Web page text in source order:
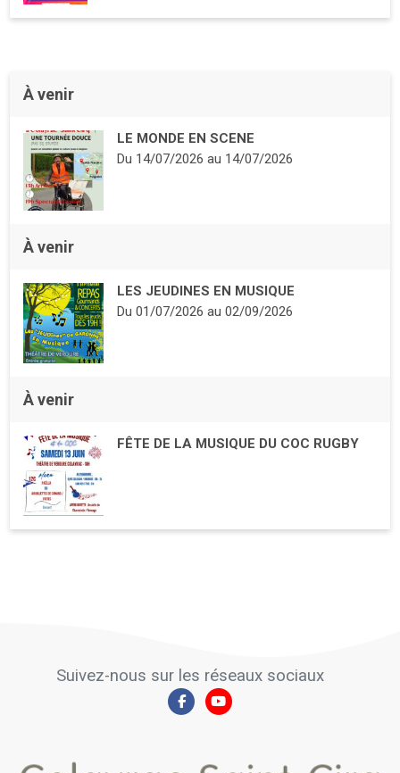
À venir
LE MONDE EN SCENE
Du 14/07/2026au 14/07/2026
À venir
LES JEUDINES EN MUSIQUE
Du 01/07/2026au 02/09/2026
À venir
FÊTE DE LA MUSIQUE DU COC RUGBY
Suivez-nous sur les réseaux sociaux